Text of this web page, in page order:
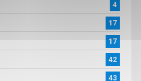
4
17
17
42
43